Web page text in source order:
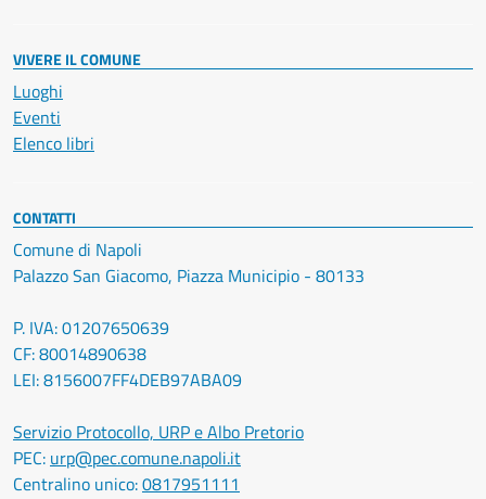
VIVERE IL COMUNE
Luoghi
Eventi
Elenco libri
CONTATTI
Comune di Napoli
Palazzo San Giacomo, Piazza Municipio - 80133
P. IVA: 01207650639
CF: 80014890638
LEI: 8156007FF4DEB97ABA09
Servizio Protocollo, URP e Albo Pretorio
PEC: urp@pec.comune.napoli.it
Centralino unico:0817951111